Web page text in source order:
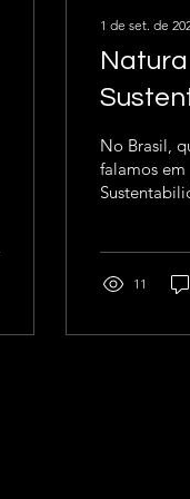
1 de set. de
Natura
4.0:
No Brasil,
falamos em
Natura
11